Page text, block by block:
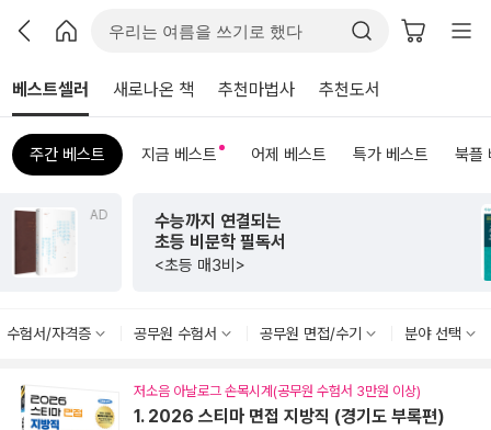
베스트셀러 새로나온 책 추천마법사 추천도서
주간 베스트 지금 베스트 어제 베스트 특가 베스트 북플
수능까지 연결되는
초등 비문학 필독서
<초등 매3비>
수험서/자격증 공무원 수험서 공무원 면접/수기 분야 선택
저소음 아날로그 손목시계(공무원 수험서 3만원 이상)
1. 2026 스티마 면접 지방직 (경기도 부록편)